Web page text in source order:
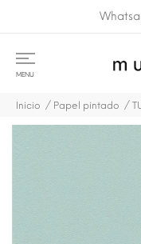
MENU
Inicio Papel pintado